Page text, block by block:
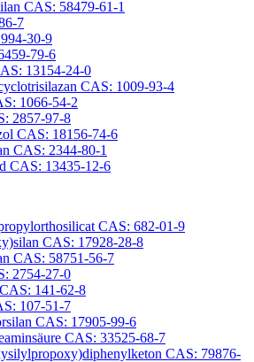
CAS: 58479-61-1
7
30-9
79-6
13154-24-0
CAS: 1009-93-4
1066-54-2
2857-97-8
CAS: 18156-74-6
CAS: 2344-80-1
CAS: 13435-12-6
CAS: 682-01-9
CAS: 17928-28-8
CAS: 58751-56-7
2754-27-0
141-62-8
107-51-7
CAS: 17905-99-6
CAS: 33525-68-7
CAS: 79876-